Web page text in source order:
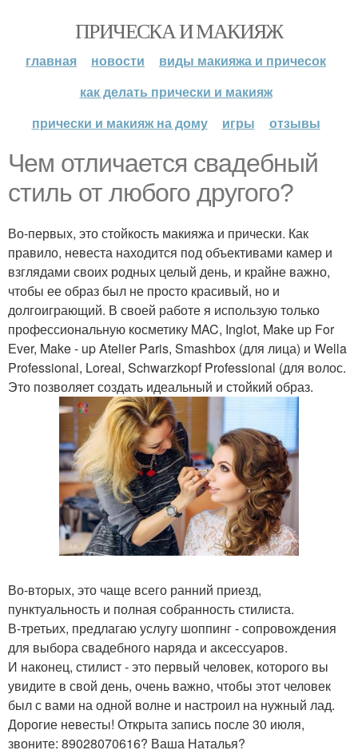
ПРИЧЕСКА И МАКИЯЖ
главная новости
виды макияжа и причесок
как делать прически и макияж
прически и макияж на дому
игры отзывы
Чем отличается свадебный
стиль от любого другого?
Во-первых, это стойкость макияжа и прически. Как
правило, невеста находится под объективами камер и
взглядами своих родных целый день, и крайне важно,
чтобы ее образ был не просто красивый, но и
долгоиграющий. В своей работе я использую только
профессиональную косметику MAC, Inglot, Make up For
Еver, Make - up Atelier Paris, Smashbox (для лица) и Wella
Professional, Loreal, Schwarzkopf Professional (для волос.
Это позволяет создать идеальный и стойкий образ.
Во-вторых, это чаще всего ранний приезд,
пунктуальность и полная собранность стилиста.
В-третьих, предлагаю услугу шоппинг - сопровождения
для выбора свадебного наряда и аксессуаров.
И наконец, стилист - это первый человек, которого вы
увидите в свой день, очень важно, чтобы этот человек
был с вами на одной волне и настроил на нужный лад.
Дорогие невесты! Открыта запись после 30 июля,
звоните: 89028070616? Ваша Наталья?